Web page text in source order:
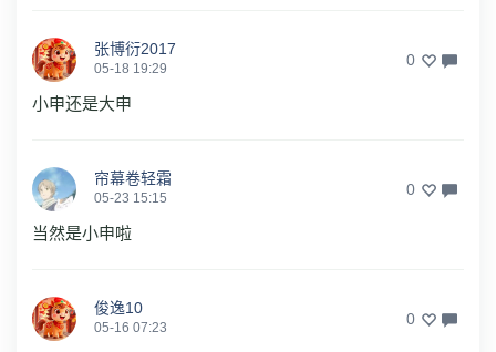
张博衍2017
05-18 19:29 0
小申还是大申
帘幕卷轻霜
05-23 15:15 0
当然是小申啦
俊逸10
05-16 07:23 0